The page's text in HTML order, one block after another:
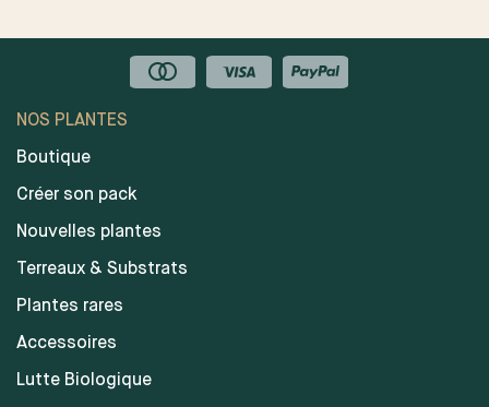
NOS PLANTES
Boutique
Créer son pack
Nouvelles plantes
Terreaux & Substrats
Plantes rares
Accessoires
Lutte Biologique